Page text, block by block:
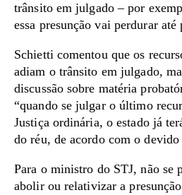
trânsito em julgado – por
essa presunção vai perdurar
Schietti comentou que os
adiam o trânsito em julgado,
discussão sobre matéria
“quando se julgar o último
Justiça ordinária, o estado já
do réu, de acordo com o devido
Para o ministro do STJ, não se
abolir ou relativizar a